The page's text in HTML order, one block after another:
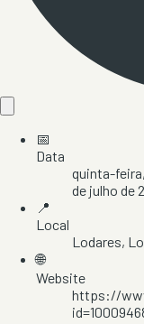
📅
Data
quinta-
de julho de
📍
Local
Lodares,
🌐
Website
https://